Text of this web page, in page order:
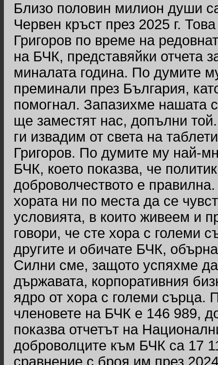
Близо половин милион души
Червен кръст през 2025 г.
Григоров по време на
на БЧК, представяйки отчета
миналата година. По думите
преминали през България,
помогнал. Запазихме нашата
ще заместят нас, допълни
ги извадим от света на
Григоров. По думите му най-
БЧК, което показва, че
доброволчеството е
хората ни по места да се
условията, в които живеем и
говори, че сте хора с големи
другите и обичате БЧК,
Силни сме, защото успяхме
държавата, корпоративния
ядро от хора с големи сърца.
членовете на БЧК е 146 989,
показва отчетът на
доброволците към БЧК са 17
сравнение с броя им през